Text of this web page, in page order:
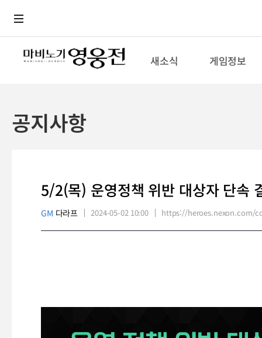
새소식 게임정보
공지사항
5/2(목) 운영정책 위반 대상자 단속
GM 다라프 2024-05-02 10:00 https://heroes.nexon.com/